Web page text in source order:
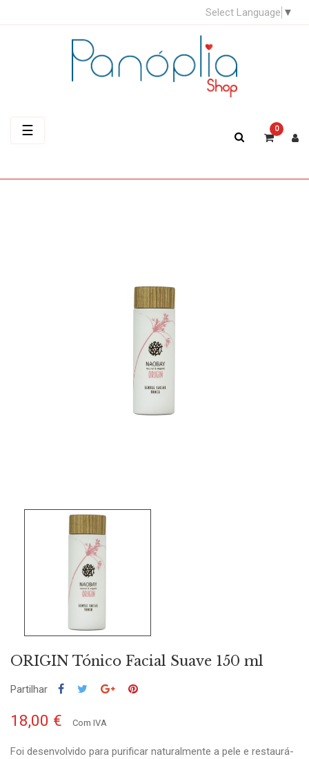
Select Language ▼
Toggle
☰ 0
ORIGIN Tónico Facial Suave 150 ml
Partilhar
18,00 € Com IVA
Foi desenvolvido para purificar naturalmente a pele e restaurá-